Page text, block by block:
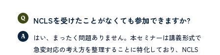
NCLSを受けたことがなくても参加できますか?
はい、まったく問題ありません。本セミナーは講義形式で
急変対応の考え方を整理することに特化しており、NCLS